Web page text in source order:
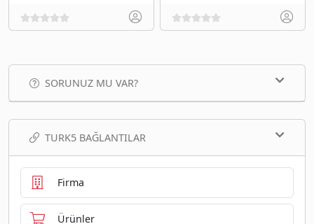
SORUNUZ MU VAR?
TURK5 BAĞLANTILAR
Firma
Ürünler